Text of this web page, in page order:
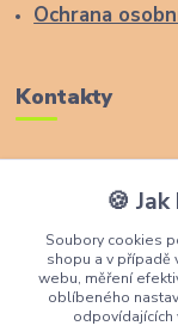
Ochrana
Kontakty
+420 774
info@rostouci-
🍪
Soubory cookies
shopu a v případě
webu, měření
oblíbeného
odpovídajících